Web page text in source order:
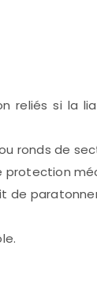
reliés si la
ronds de
protection